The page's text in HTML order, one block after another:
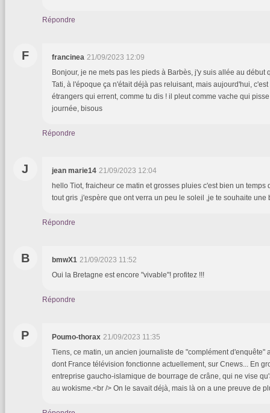
Répondre
F francinea 21/09/2023 12:09
Bonjour, je ne mets pas les pieds à Barbès, j'y suis allée au début
Tati, à l'époque ça n'était déjà pas reluisant, mais aujourd'hui,
étrangers qui errent, comme tu dis ! il pleut comme vache qui
journée, bisous
Répondre
J jean marie14 21/09/2023 12:04
hello Tiot, fraicheur ce matin et grosses pluies c'est bien un temps
tout gris ,j'espère que ont verra un peu le soleil ,je te souhaite
Répondre
B bmwX1 21/09/2023 11:52
Oui la Bretagne est encore "vivable"! profitez !!!
Répondre
P Poumo-thorax 21/09/2023 11:35
Tiens, ce matin, un ancien journaliste de "complément d'enquête"
dont France télévision fonctionne actuellement, sur Cnews... En
entreprise gaucho-islamique de bourrage de crâne, qui ne vise
au wokisme.<br /> On le savait déjà, mais là on a une preuve de